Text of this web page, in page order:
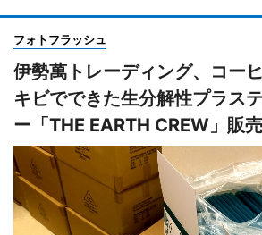
フォトフラッシュ
伊勢萬トレーディング、コー
キビでできた生分解性プラス
ー「THE EARTH CREW」販売